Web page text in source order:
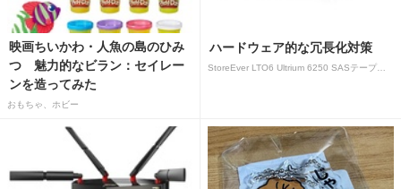
映画ちいかわ・人魚の島のひみ
つ 魅力的なビラン：セイレー
ンを造ってみた
おもちゃ、ホビー
ハードウェア的な冗長化対策